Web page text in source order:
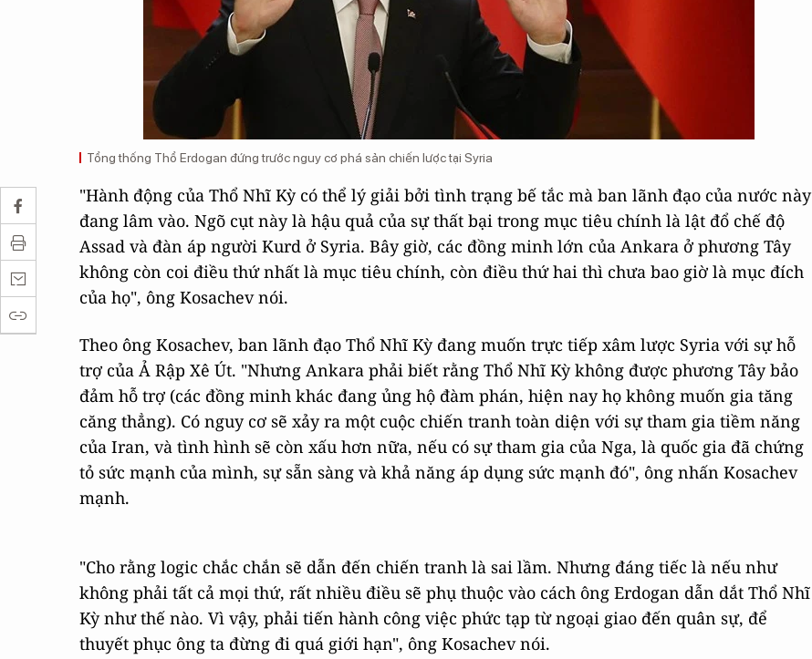
Tổng thống Thổ Erdogan đứng trước nguy cơ phá sản chiến lược tại Syria
"Hành động của Thổ Nhĩ Kỳ có thể lý giải bởi tình trạng bế tắc mà ban lãnh đạo của nước này
đang lâm vào. Ngõ cụt này là hậu quả của sự thất bại trong mục tiêu chính là lật đổ chế độ
Assad và đàn áp người Kurd ở Syria. Bây giờ, các đồng minh lớn của Ankara ở phương Tây
không còn coi điều thứ nhất là mục tiêu chính, còn điều thứ hai thì chưa bao giờ là mục đích
của họ", ông Kosachev nói.
Theo ông Kosachev, ban lãnh đạo Thổ Nhĩ Kỳ đang muốn trực tiếp xâm lược Syria với sự hỗ
trợ của Ả Rập Xê Út. "Nhưng Ankara phải biết rằng Thổ Nhĩ Kỳ không được phương Tây bảo
đảm hỗ trợ (các đồng minh khác đang ủng hộ đàm phán, hiện nay họ không muốn gia tăng
căng thẳng). Có nguy cơ sẽ xảy ra một cuộc chiến tranh toàn diện với sự tham gia tiềm năng
của Iran, và tình hình sẽ còn xấu hơn nữa, nếu có sự tham gia của Nga, là quốc gia đã chứng
tỏ sức mạnh của mình, sự sẵn sàng và khả năng áp dụng sức mạnh đó", ông nhấn Kosachev
mạnh.
"Cho rằng logic chắc chắn sẽ dẫn đến chiến tranh là sai lầm. Nhưng đáng tiếc là nếu như
không phải tất cả mọi thứ, rất nhiều điều sẽ phụ thuộc vào cách ông Erdogan dẫn dắt Thổ Nhĩ
Kỳ như thế nào. Vì vậy, phải tiến hành công việc phức tạp từ ngoại giao đến quân sự, để
thuyết phục ông ta đừng đi quá giới hạn", ông Kosachev nói.